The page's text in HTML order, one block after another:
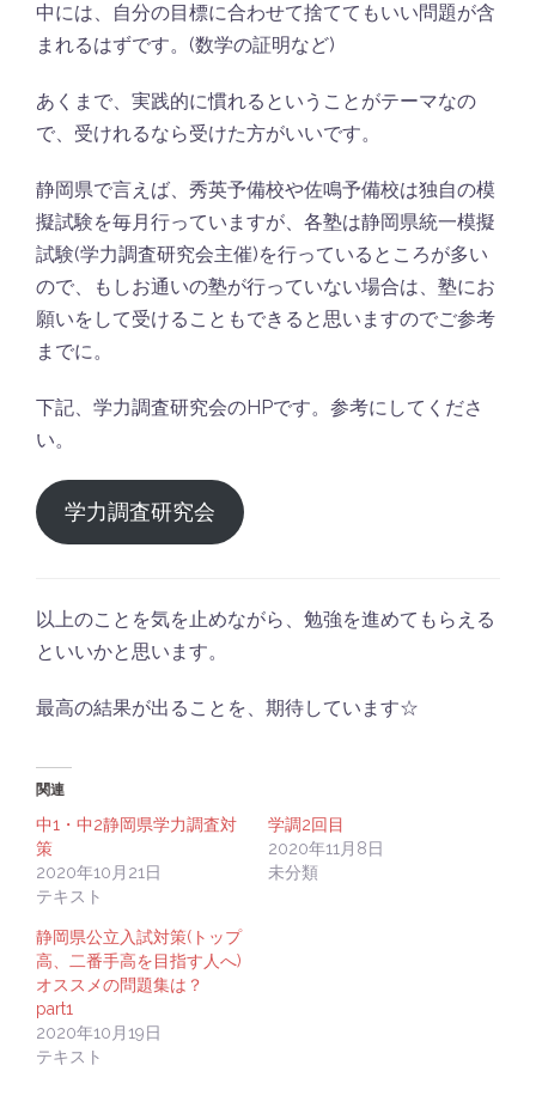
中には、自分の目標に合わせて捨ててもいい問題が含
まれるはずです。(数学の証明など)
あくまで、実践的に慣れるということがテーマなの
で、受けれるなら受けた方がいいです。
静岡県で言えば、秀英予備校や佐鳴予備校は独自の模
擬試験を毎月行っていますが、各塾は静岡県統一模擬
試験(学力調査研究会主催)を行っているところが多い
ので、もしお通いの塾が行っていない場合は、塾にお
願いをして受けることもできると思いますのでご参考
までに。
下記、学力調査研究会のHPです。参考にしてくださ
い。
学力調査研究会
以上のことを気を止めながら、勉強を進めてもらえる
といいかと思います。
最高の結果が出ることを、期待しています☆
関連
中1・中2静岡県学力調査対
策
2020年10月21日
テキスト
学調2回目
2020年11月8日
未分類
静岡県公立入試対策(トップ
高、二番手高を目指す人へ)
オススメの問題集は？
part1
2020年10月19日
テキスト